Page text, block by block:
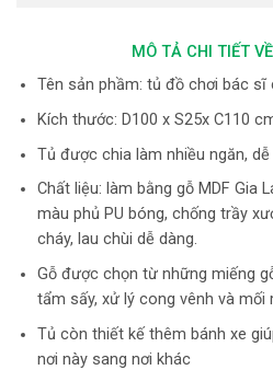
MÔ TẢ CHI TIẾT
Tên sản phầm: tủ đồ chơi bác sĩ
Kích thước: D100 x S25x C110
Tủ được chia làm nhiều ngăn,
Chất liệu: làm bằng gỗ MDF Gia
màu phủ PU bóng, chống trầy
cháy, lau chùi dễ dàng.
Gỗ được chọn từ những miếng
tẩm sấy, xử lý cong vênh và
Tủ còn thiết kế thêm bánh xe
nơi này sang nơi khác